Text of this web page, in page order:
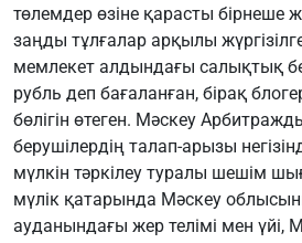
төлемдер өзіне қарасты бірнеше
заңды тұлғалар арқылы
мемлекет алдындағы салықтық
рубль деп бағаланған, бірақ
бөлігін өтеген. Мәскеу
берушілердің талап-арызы
мүлкін тәркілеу туралы шешім
мүлік қатарында Мәскеу
ауданындағы жер телімі мен үйі,